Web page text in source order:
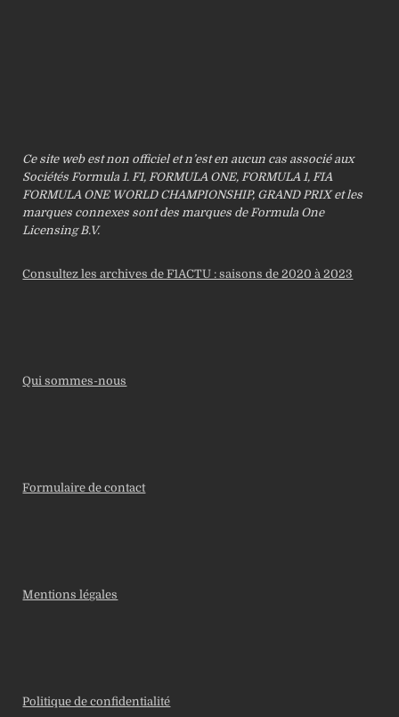
Ce site web est non officiel et n’est en aucun cas associé aux
Sociétés Formula 1. F1, FORMULA ONE, FORMULA 1, FIA
FORMULA ONE WORLD CHAMPIONSHIP, GRAND PRIX et les
marques connexes sont des marques de Formula One
Licensing B.V.
Consultez les archives de F1ACTU : saisons de 2020 à 2023
Qui sommes-nous
Formulaire de contact
Mentions légales
Politique de confidentialité